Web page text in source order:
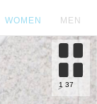
WOMEN MEN
1 37